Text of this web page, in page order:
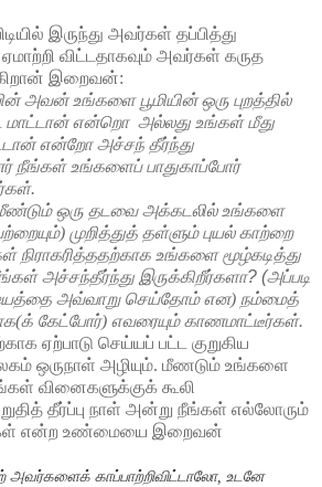
இருந்து அவர்கள் தப்பித்து
விட்டதாகவும் அவர்கள் கருத
இறைவன்:
அவன் உங்களை பூமியின் ஒரு புறத்தில்
மாட்டான் என்றொ அல்லது உங்கள் மீது
என்றோ அச்சந் தீர்ந்து
நீங்கள் உங்களைப் பாதுகாப்போர்
ஒரு தடவை அக்கடலில் உங்களை
முறித்துத் தள்ளும் புயல் காற்றை
நிராகரித்ததற்காக உங்களை மூழ்கடித்து
அச்சந்தீர்ந்து இருக்கிறீர்களா? (அப்படி
அவ்வாறு செய்தோம் என) நம்மைத்
கேட்போர்) எவரையும் காணமாட்டீர்கள்.
ஏற்பாடு செய்யப் பட்ட குறுகிய
ஒருநாள் அழியும். மீணடும் உங்களை
வினைகளுக்குக் கூலி
தீர்ப்பு நாள் அன்று நீங்கள் எல்லோரும்
என்ற உண்மையை இறைவன்
காப்பாற்றிவிட்டாலோ, உடனே